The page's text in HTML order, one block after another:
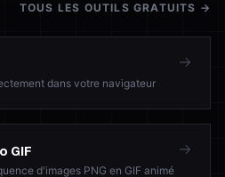
TOUS LES OUTILS GRATUITS →
dans votre navigateur
GIF
d'images PNG en GIF animé